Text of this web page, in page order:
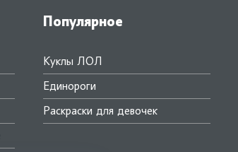
Популярное
Куклы ЛОЛ
Единороги
Раскраски для девочек